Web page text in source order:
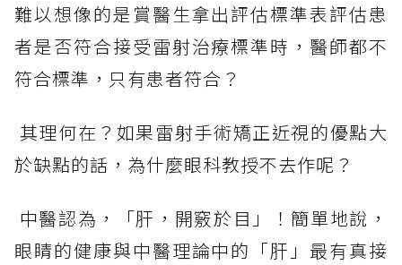
難以想像的是賞醫生拿出評估標準表評估患
者是否符合接受雷射治療標準時，醫師都不
符合標準，只有患者符合？
其理何在？如果雷射手術矯正近視的優點大
於缺點的話，為什麼眼科教授不去作呢？
中醫認為，「肝，開竅於目」！簡單地說，
眼睛的健康與中醫理論中的「肝」最有真接